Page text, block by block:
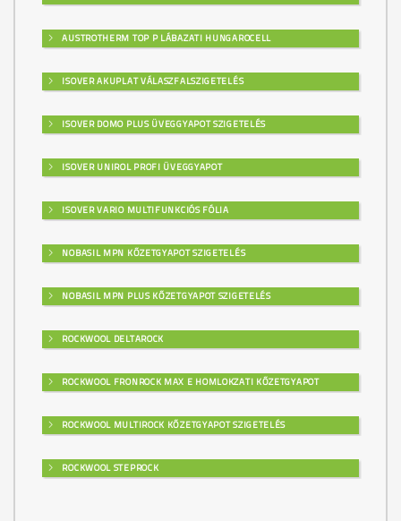
AUSTROTHERM TOP P LÁBAZATI HUNGAROCELL
ISOVER AKUPLAT VÁLASZFALSZIGETELÉS
ISOVER DOMO PLUS ÜVEGGYAPOT SZIGETELÉS
ISOVER UNIROL PROFI ÜVEGGYAPOT
ISOVER VARIO MULTIFUNKCIÓS FÓLIA
NOBASIL MPN KŐZETGYAPOT SZIGETELÉS
NOBASIL MPN PLUS KŐZETGYAPOT SZIGETELÉS
ROCKWOOL DELTAROCK
ROCKWOOL FRONROCK MAX E HOMLOKZATI KŐZETGYAPOT
ROCKWOOL MULTIROCK KŐZETGYAPOT SZIGETELÉS
ROCKWOOL STEPROCK